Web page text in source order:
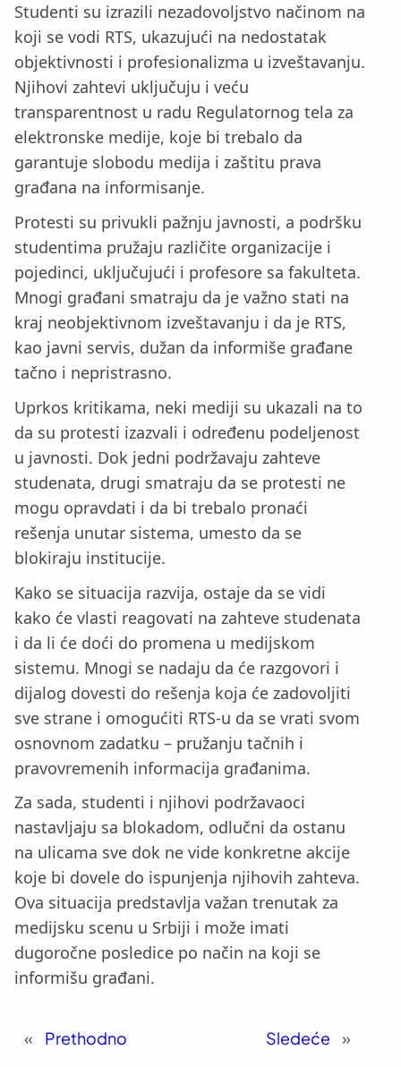
Studenti su izrazili nezadovoljstvo načinom na
koji se vodi RTS, ukazujući na nedostatak
objektivnosti i profesionalizma u izveštavanju.
Njihovi zahtevi uključuju i veću
transparentnost u radu Regulatornog tela za
elektronske medije, koje bi trebalo da
garantuje slobodu medija i zaštitu prava
građana na informisanje.
Protesti su privukli pažnju javnosti, a podršku
studentima pružaju različite organizacije i
pojedinci, uključujući i profesore sa fakulteta.
Mnogi građani smatraju da je važno stati na
kraj neobjektivnom izveštavanju i da je RTS,
kao javni servis, dužan da informiše građane
tačno i nepristrasno.
Uprkos kritikama, neki mediji su ukazali na to
da su protesti izazvali i određenu podeljenost
u javnosti. Dok jedni podržavaju zahteve
studenata, drugi smatraju da se protesti ne
mogu opravdati i da bi trebalo pronaći
rešenja unutar sistema, umesto da se
blokiraju institucije.
Kako se situacija razvija, ostaje da se vidi
kako će vlasti reagovati na zahteve studenata
i da li će doći do promena u medijskom
sistemu. Mnogi se nadaju da će razgovori i
dijalog dovesti do rešenja koja će zadovoljiti
sve strane i omogućiti RTS-u da se vrati svom
osnovnom zadatku – pružanju tačnih i
pravovremenih informacija građanima.
Za sada, studenti i njihovi podržavaoci
nastavljaju sa blokadom, odlučni da ostanu
na ulicama sve dok ne vide konkretne akcije
koje bi dovele do ispunjenja njihovih zahteva.
Ova situacija predstavlja važan trenutak za
medijsku scenu u Srbiji i može imati
dugoročne posledice po način na koji se
informišu građani.
« Prethodno Sledeće »